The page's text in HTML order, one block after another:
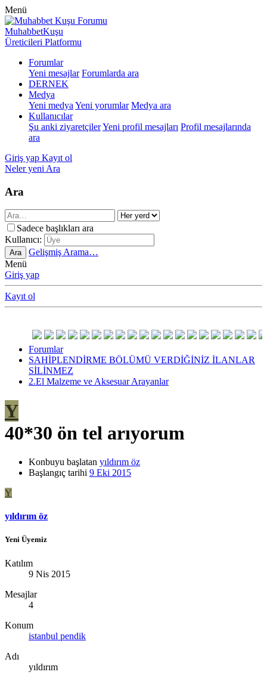
Menü
MuhabbetKuşu
Üreticileri Platformu
Forumlar
Yeni mesajlar Forumlarda ara
DERNEK
Medya
Yeni medya Yeni yorumlar Medya ara
Kullanıcılar
Şu anki ziyaretçilerYeni profil mesajları Profil mesajlarında
ara
Giriş yap Kayıt ol
Neler yeni Ara
Ara
Sadece başlıkları ara
Kullanıcı:
Ara
Gelişmiş Arama…
Menü
Giriş yap
Kayıt ol
Forumlar
SAHİPLENDİRME BÖLÜMÜ VERDİĞİNİZ İLANLAR
SİLİNMEZ
2.El Malzeme ve Aksesuar Arayanlar
Y
40*30 ön tel arıyorum
Konbuyu başlatan yıldırım öz
Başlangıç tarihi 9 Eki 2015
Y
yıldırım öz
Yeni Üyemiz
Katılım
9 Nis 2015
Mesajlar
4
Konum
istanbul pendik
Adı
yıldırım